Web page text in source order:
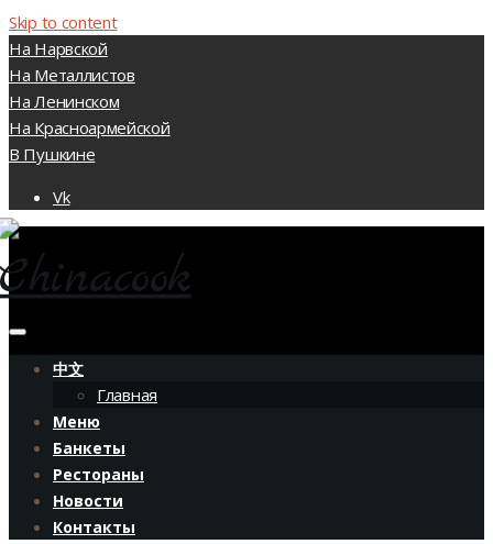
Skip to content
На Нарвской
На Металлистов
На Ленинском
На Красноармейской
В Пушкине
Vk
中文
Главная
Меню
Банкеты
Рестораны
Новости
Контакты